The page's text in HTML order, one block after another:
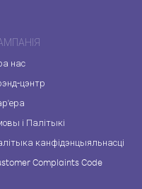
нас
цэнтр
і Палітыкі
канфідэнцыяльнасці
Complaints Code